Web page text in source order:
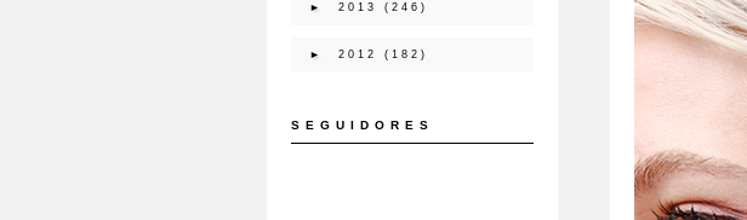
► 2013 (246)
► 2012 (182)
SEGUIDORES